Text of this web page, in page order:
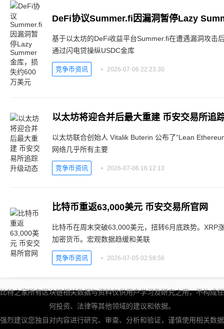
DeFi协议Summer.fi因漏洞暂停Lazy
基于以太坊的DeFi收益平台Summer.fi在遭遇漏洞攻击
通过闪电贷操纵USDC金库
竞争币资讯 2026-07-06 22:23:30
以太坊将迎合并后最大重建 币安交易所追
以太坊联合创始人 Vitalik Buterin 公布了“Lean
网络几乎所有主要
竞争币资讯 2026-07-06 16:12:13
比特币重返63,000美元 币安交易所官网
比特币在周末突破63,000美元，扭转6月底跌势。XRP
加密货币。宏观数据趋缓和美联
竞争币资讯 2026-07-05 02:58:56
比特之家所有区块链相关数据与资料仅供用户学习及研究之用，不构成任
何投资、法律等其他领域的建议和依据。
强烈建议您独自对内容进行研究、审查、分析和验证，谨慎使用相关数据